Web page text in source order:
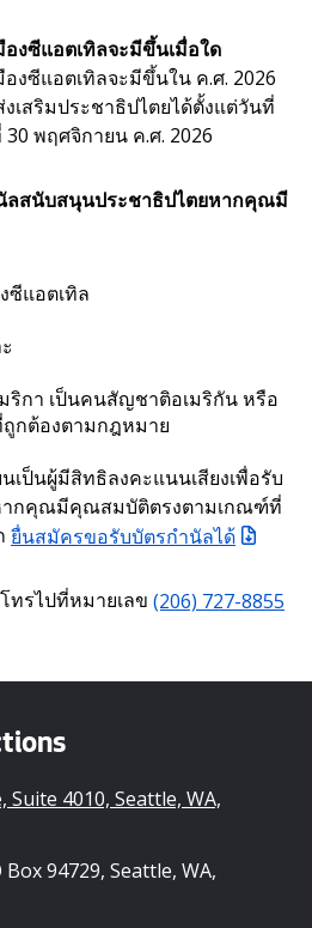
องซีแอตเทิลจะมีขึ้นเมื่อใด
องซีแอตเทิลจะมีขึ้นใน ค.ศ. 2026
สริมประชาธิปไตยได้ตั้งแต่วันที่
พฤศจิกายน ค.ศ. 2026
สนับสนุนประชาธิปไตยหากคุณมี
ซีแอตเทิล
ริกา เป็นคนสัญชาติอเมริกัน หรือ
ถูกต้องตามกฎหมาย
เป็นผู้มีสิทธิลงคะแนนเสียงเพื่อรับ
ากคุณมีคุณสมบัติตรงตามเกณฑ์ที่
ยื่นสมัครขอรับบัตรกำนัลได้
ทรไปที่หมายเลข (206) 727-8855
Suite 4010, Seattle, WA,
Box 94729, Seattle, WA,